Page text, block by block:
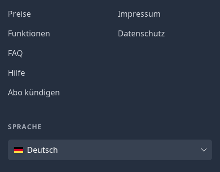
Preise
Funktionen
FAQ
Hilfe
Abo kündigen
Impressum
Datenschutz
SPRACHE
SpracheDeutsch